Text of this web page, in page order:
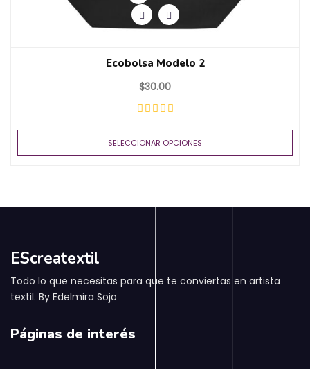
Ecobolsa Modelo 2
$30.00
SELECCIONAR OPCIONES
EScreatextil
Todo lo que necesitas para que te conviertas en artista
textil. By Edelmira Sojo
Páginas de interés